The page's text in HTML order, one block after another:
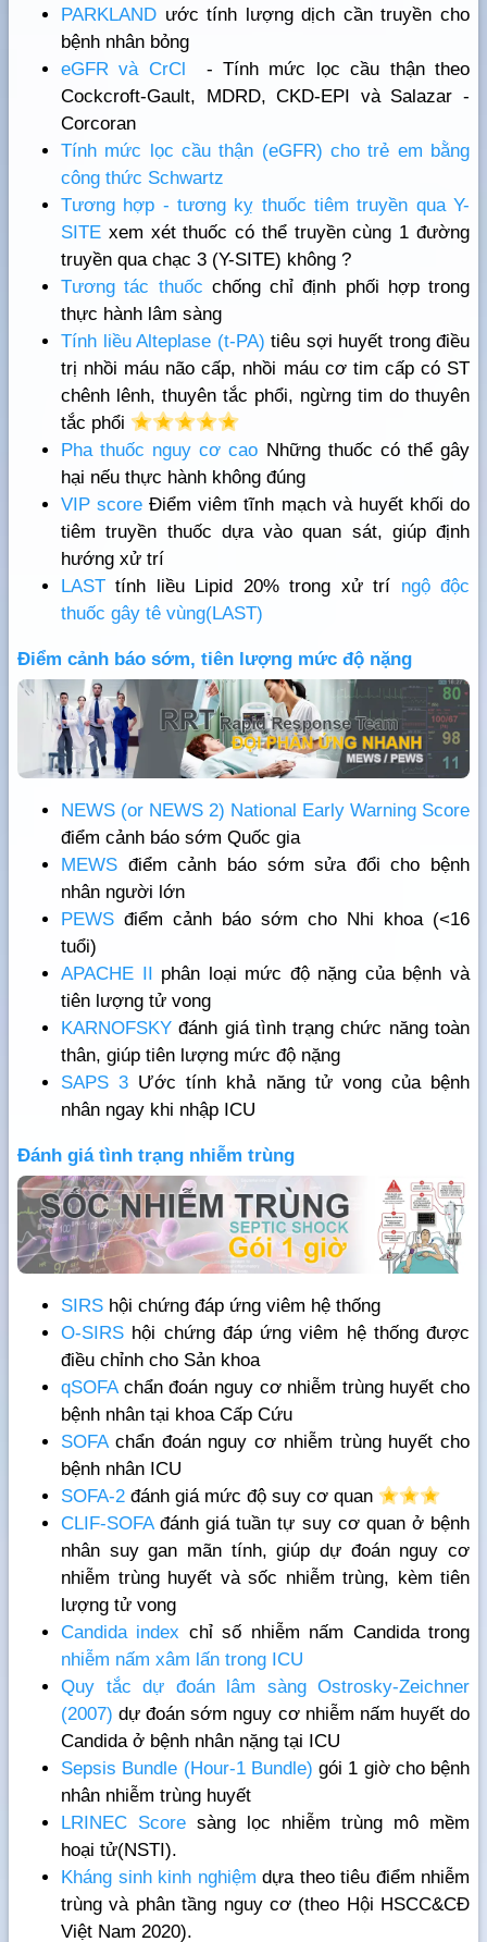
PARKLAND ước tính lượng dịch cần truyền cho
bệnh nhân bỏng
eGFR và CrCl
- Tính mức lọc cầu thận theo
Cockcroft-Gault, MDRD, CKD-EPI và Salazar -
Corcoran
Tính mức lọc cầu thận (eGFR) cho trẻ em bằng
công thức Schwartz
Tương hợp - tương kỵ thuốc tiêm truyền qua Y-
SITE xem xét thuốc có thể truyền cùng 1 đường
truyền qua chạc 3 (Y-SITE) không ?
Tương tác thuốc chống chỉ định phối hợp trong
thực hành lâm sàng
Tính liều Alteplase (t-PA) tiêu sợi huyết trong điều
trị nhồi máu não cấp, nhồi máu cơ tim cấp có ST
chênh lênh, thuyên tắc phổi, ngừng tim do thuyên
tắc phổi
Pha thuốc nguy cơ cao Những thuốc có thể gây
hại nếu thực hành không đúng
VIP score Điểm viêm tĩnh mạch và huyết khối do
tiêm truyền thuốc dựa vào quan sát, giúp định
hướng xử trí
LAST tính liều Lipid 20% trong xử trí ngộ độc
thuốc gây tê vùng(LAST)
Điểm cảnh báo sớm, tiên lượng mức độ nặng
NEWS (or NEWS 2) National Early Warning Score
điểm cảnh báo sớm Quốc gia
MEWS điểm cảnh báo sớm sửa đổi cho bệnh
nhân người lớn
PEWS điểm cảnh báo sớm cho Nhi khoa (<16
tuổi)
APACHE II phân loại mức độ nặng của bệnh và
tiên lượng tử vong
KARNOFSKYđánh giá tình trạng chức năng toàn
thân, giúp tiên lượng mức độ nặng
SAPS 3 Ước tính khả năng tử vong của bệnh
nhân ngay khi nhập ICU
Đánh giá tình trạng nhiễm trùng
SIRS hội chứng đáp ứng viêm hệ thống
O-SIRS hội chứng đáp ứng viêm hệ thống được
điều chỉnh cho Sản khoa
qSOFAchẩn đoán nguy cơ nhiễm trùng huyết cho
bệnh nhân tại khoa Cấp Cứu
SOFAchẩn đoán nguy cơ nhiễm trùng huyết cho
bệnh nhân ICU
SOFA-2 đánh giá mức độ suy cơ quan
CLIF-SOFAđánh giá tuần tự suy cơ quan ở bệnh
nhân suy gan mãn tính, giúp dự đoán nguy cơ
nhiễm trùng huyết và sốc nhiễm trùng, kèm tiên
lượng tử vong
Candida index chỉ số nhiễm nấm Candida trong
nhiễm nấm xâm lấn trong ICU
Quy tắc dự đoán lâm sàng Ostrosky-Zeichner
(2007) dự đoán sớm nguy cơ nhiễm nấm huyết do
Candida ở bệnh nhân nặng tại ICU
Sepsis Bundle (Hour-1 Bundle) gói 1 giờ cho bệnh
nhân nhiễm trùng huyết
LRINEC Score sàng lọc nhiễm trùng mô mềm
hoại tử(NSTI).
Kháng sinh kinh nghiệm dựa theo tiêu điểm nhiễm
trùng và phân tầng nguy cơ (theo Hội HSCC&CĐ
Việt Nam 2020).